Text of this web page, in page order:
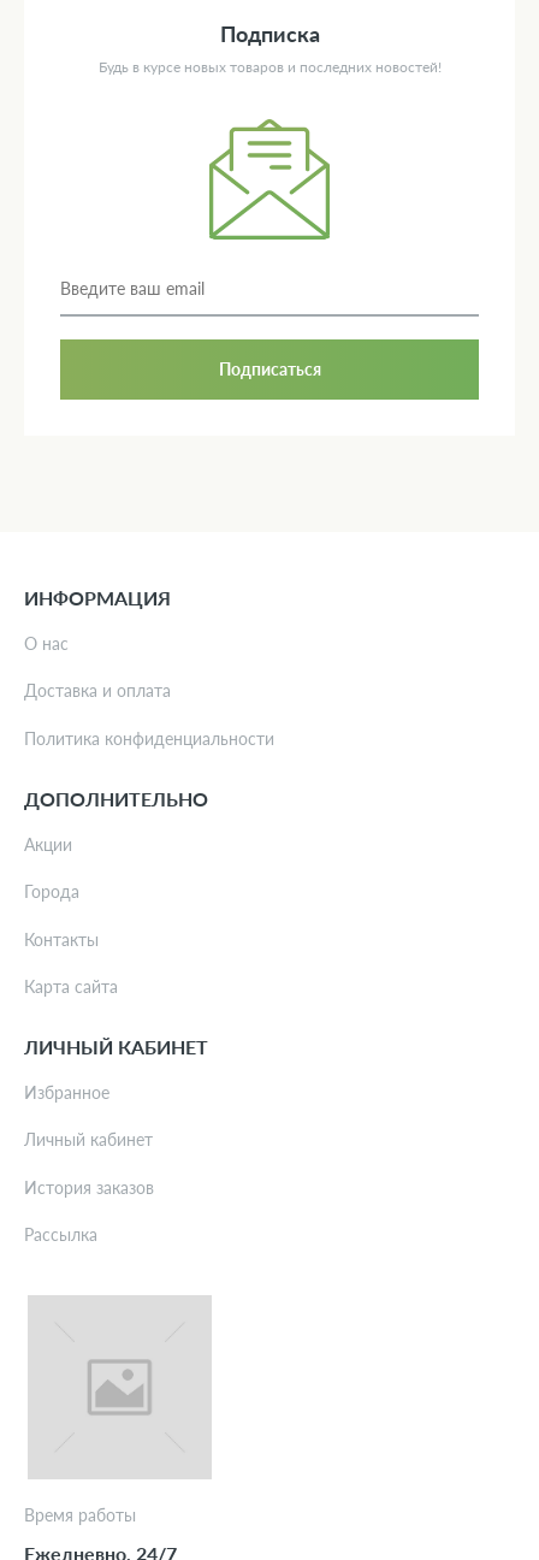
Подписка
Будь в курсе новых товаров и последних новостей!
Подписаться
Время работы
Ежедневно, 24/7
ИНФОРМАЦИЯ
О нас
Доставка и оплата
Политика конфиденциальности
ДОПОЛНИТЕЛЬНО
Акции
Города
Контакты
Карта сайта
ЛИЧНЫЙ КАБИНЕТ
Избранное
Личный кабинет
История заказов
Рассылка